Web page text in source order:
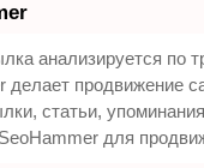
анализируется по
делает продвижение
статьи,
для